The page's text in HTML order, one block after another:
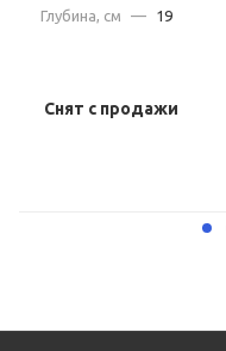
Глубина, см
— 19
Снят с продажи